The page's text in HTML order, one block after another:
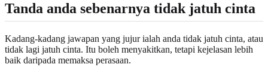
Tanda anda sebenarnya tidak jatuh cinta
Kadang-kadang jawapan yang jujur ialah anda tidak jatuh cinta, atau
tidak lagi jatuh cinta. Itu boleh menyakitkan, tetapi kejelasan lebih
baik daripada memaksa perasaan.